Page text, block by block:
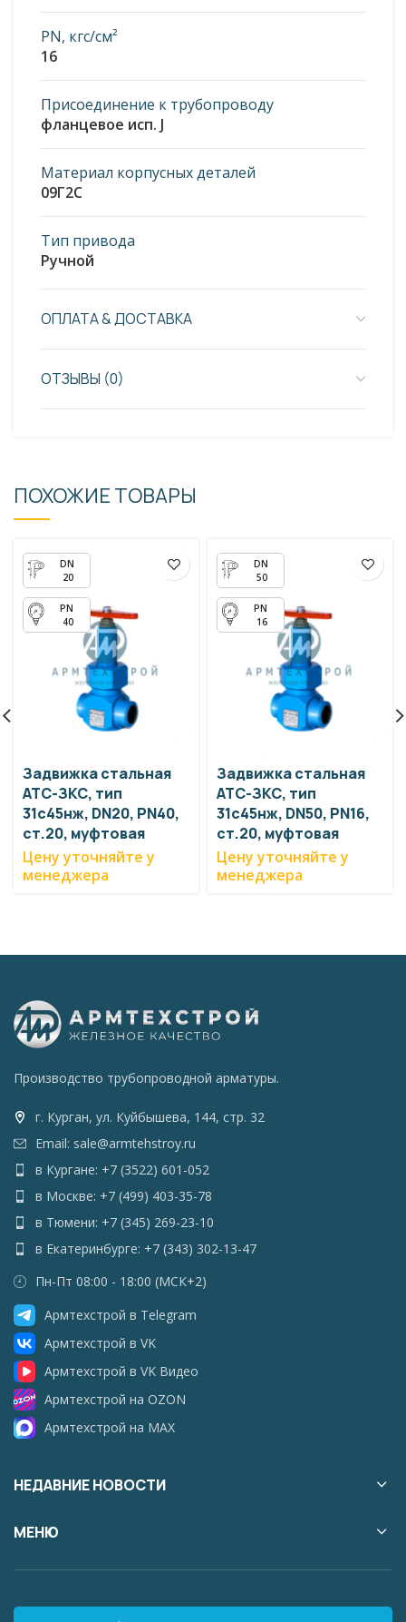
PN, кгс/см²
16
Присоединение к трубопроводу
фланцевое исп. J
Материал корпусных деталей
09Г2С
Тип привода
Ручной
ОПЛАТА & ДОСТАВКА
ОТЗЫВЫ (0)
ПОХОЖИЕ ТОВАРЫ
20
40
Задвижка стальная
АТС-ЗКС, тип
31с45нж, DN20, PN40,
ст.20, муфтовая
Цену уточняйте у
менеджера
50
16
Задвижка стальная
АТС-ЗКС, тип
31с45нж, DN50, PN16,
ст.20, муфтовая
Цену уточняйте у
менеджера
Производство трубопроводной арматуры.
г. Курган, ул. Куйбышева, 144, стр. 32
Email: sale@armtehstroy.ru
в Кургане: +7 (3522) 601-052
в Москве: +7 (499) 403-35-78
в Тюмени: +7 (345) 269-23-10
в Екатеринбурге: +7 (343) 302-13-47
Пн-Пт 08:00 - 18:00 (МСК+2)
Армтехстрой в Telegram
Армтехстрой в VK
Армтехстрой в VK Видео
Армтехстрой на OZON
Армтехстрой на MAX
НЕДАВНИЕ НОВОСТИ
МЕНЮ